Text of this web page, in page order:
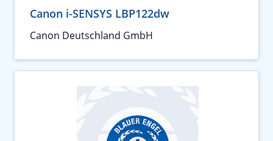
Canon i-SENSYS LBP122dw
Canon Deutschland GmbH